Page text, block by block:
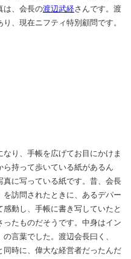
は、会長の渡辺武経さんです。渡
、現在ニフティ特別顧問です。
なり、手帳を広げてお目にかけま
持って歩いている紙があるん
に写っている紙です。昔、会長
訪問されたときに、あるデパー
動し、手帳に書き写していたと
ったものだそうです。中身はイン
言葉でした。渡辺会長曰く、
同時に、偉大な経営者だったんだ